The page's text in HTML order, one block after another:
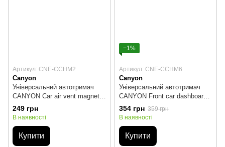
Артикул: CNE-CCHM2
Canyon
Універсальний автотримач
CANYON Car air vent magnetic
phone holder (CNE-CCHM2)
249 грн
В наявності
Купити
−1%
Артикул: CNE-CCHM6
Canyon
Універсальний автотримач
CANYON Front car dashboard
magnetic phone holder (CNE-
CCHM6)
354 грн 359 грн
В наявності
Купити